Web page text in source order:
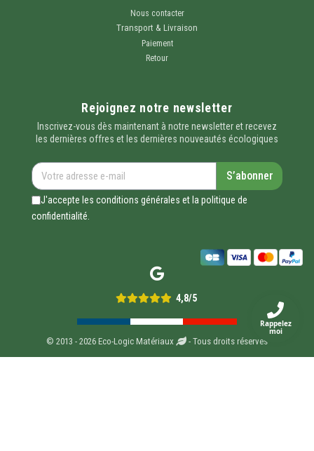
Nous contacter
Transport & Livraison
Paiement
Retour
Rejoignez notre newsletter
Inscrivez-vous dès maintenant à notre newsletter et recevez
les dernières offres et les dernières nouveautés écologiques
S’abonner
J'accepte les conditions générales et la politique de
confidentialité.
4,8/5
© 2013 - 2026 Eco-Logic Matériaux - Tous droits réservés
Rappelez
moi